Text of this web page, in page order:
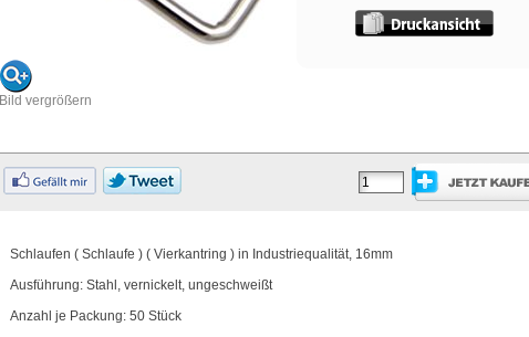
Bild vergrößern
Schlaufen ( Schlaufe ) ( Vierkantring ) in Industriequalität, 16mm
Ausführung: Stahl, vernickelt, ungeschweißt
Anzahl je Packung: 50 Stück